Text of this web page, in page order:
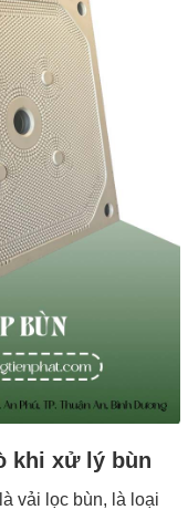
khi xử lý bùn
vải lọc bùn, là loại